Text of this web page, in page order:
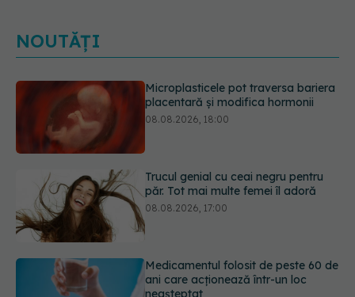
NOUTĂȚI
Trucul genial cu ceai negru pentru
păr. Tot mai multe femei îl adoră
08.08.2026, 17:00
Medicamentul folosit de peste 60 de
ani care acționează într-un loc
neașteptat
Trucul simplu care face pepenele
verde mult mai ușor de tăiat